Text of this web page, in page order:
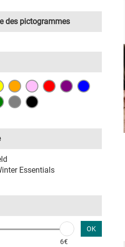
des pictogrammes
Essentials
6€
OK